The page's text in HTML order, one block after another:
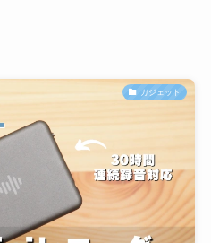
ガジェット